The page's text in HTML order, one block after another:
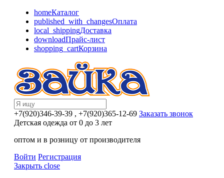
homeКаталог
published_with_changesОплата
local_shippingДоставка
downloadПрайс-лист
shopping_cartКорзина
+7(920)346-39-39 , +7(920)365-12-69 Заказать звонок
Детская одежда от 0 до 3 лет
оптом и в розницу от производителя
Войти Регистрация
Закрыть close